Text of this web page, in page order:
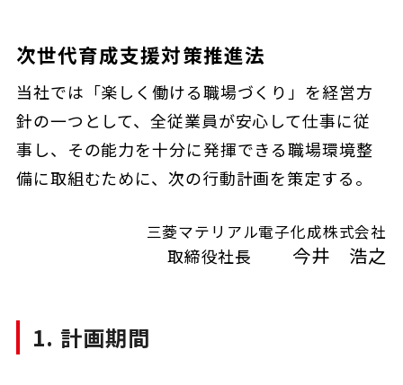
次世代育成支援対策推進法
当社では「楽しく働ける職場づくり」を経営方
針の一つとして、全従業員が安心して仕事に従
事し、その能力を十分に発揮できる職場環境整
備に取組むために、次の行動計画を策定する。
三菱マテリアル電子化成株式会社
取締役社長 今井 浩之
1. 計画期間